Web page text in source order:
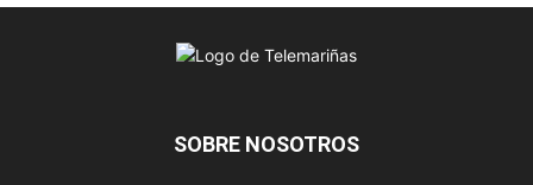
SOBRE NOSOTROS